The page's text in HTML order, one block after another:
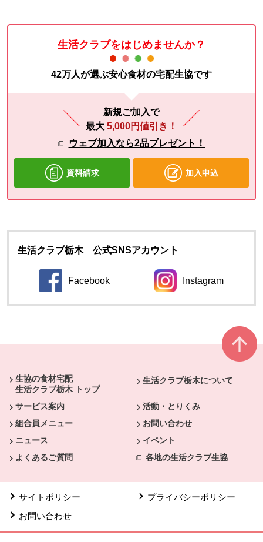
生活クラブをはじめませんか？
42万人が選ぶ安心食材の宅配生協です
新規ご加入で
最大 5,000円値引き！
ウェブ加入なら2品プレゼント！
資料請求 加入申込
生活クラブ栃木 公式SNSアカウント
Facebook
別のウィンドウで開きます。
Instagram
別のウィンドウ
生協の食材宅配
生活クラブ栃木 トップ
生活クラブ栃木について
サービス案内
活動・とりくみ
組合員メニュー
お問い合わせ
ニュース
イベント
よくあるご質問
各地の生活クラブ生協
サイトポリシー
プライバシーポリシー
お問い合わせ